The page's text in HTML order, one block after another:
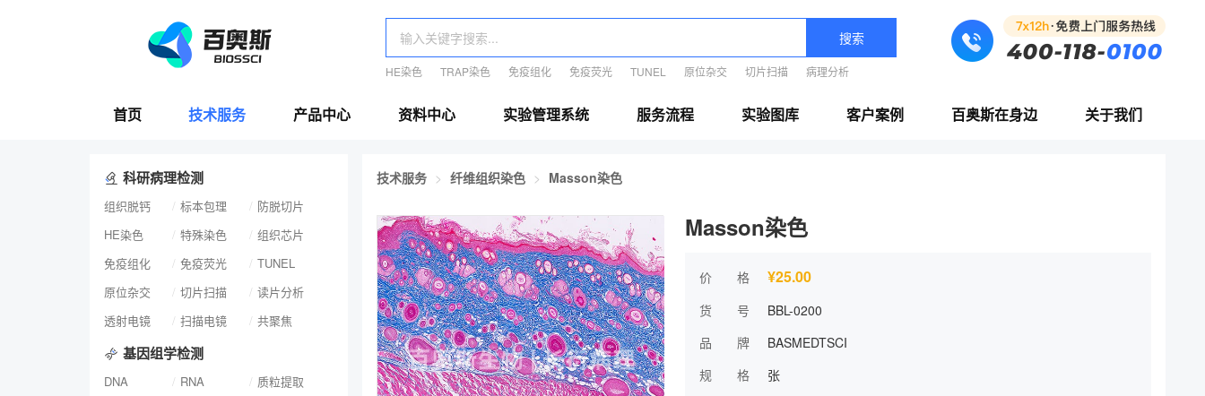
搜索
HE染色 TRAP染色 免疫组化 免疫荧光 TUNEL 原位杂交 切片扫描 病理分析
首页 技术服务 产品中心 资料中心 实验管理系统 服务流程 实验图库 客户案例 百奥斯在身边 关于我们
科研病理检测
组织脱钙 标本包理
防脱切片
HE染色
特殊染色
组织芯片
免疫组化
免疫荧光
TUNEL
原位杂交
切片扫描
读片分析
透射电镜
扫描电镜 共聚焦
基因组学检测
DNA RNA
质粒提取
技术服务 纤维组织染色 Masson染色
Masson染色
价 格 ¥25.00
货 号
BBL-0200
品 牌
BASMEDTSCI
规 格
张